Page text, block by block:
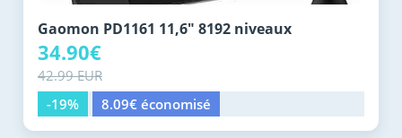
Gaomon PD1161 11,6" 8192 niveaux
34.90€
42.99 EUR
-19%
8.09€ économisé